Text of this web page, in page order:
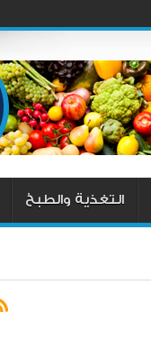
التغذية والطبخ